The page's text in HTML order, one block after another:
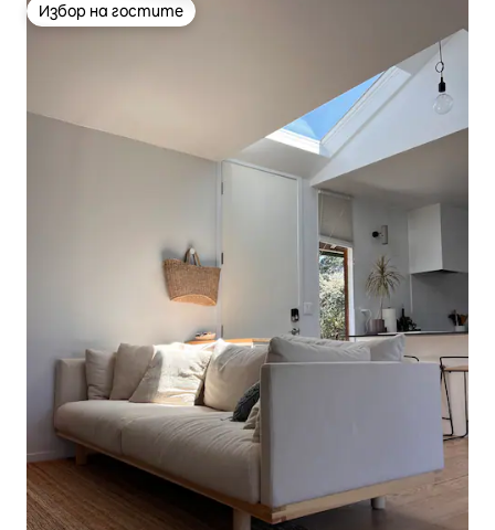
Избор на гостите
Избор на гостите